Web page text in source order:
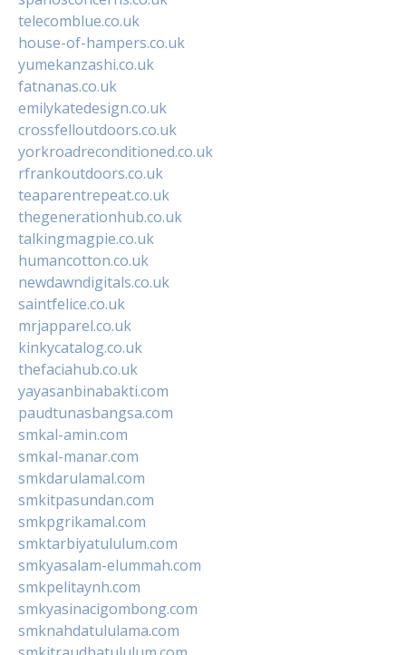
telecomblue.co.uk
house-of-hampers.co.uk
yumekanzashi.co.uk
fatnanas.co.uk
emilykatedesign.co.uk
crossfelloutdoors.co.uk
yorkroadreconditioned.co.uk
rfrankoutdoors.co.uk
teaparentrepeat.co.uk
thegenerationhub.co.uk
talkingmagpie.co.uk
humancotton.co.uk
newdawndigitals.co.uk
saintfelice.co.uk
mrjapparel.co.uk
kinkycatalog.co.uk
thefaciahub.co.uk
yayasanbinabakti.com
paudtunasbangsa.com
smkal-amin.com
smkal-manar.com
smkdarulamal.com
smkitpasundan.com
smkpgrikamal.com
smktarbiyatululum.com
smkyasalam-elummah.com
smkpelitaynh.com
smkyasinacigombong.com
smknahdatululama.com